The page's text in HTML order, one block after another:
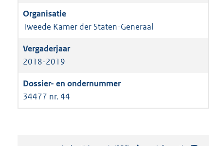
Tweede Kamer der Staten-Generaal
2018-2019
34477 nr. 44